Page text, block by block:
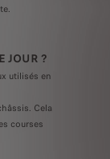
JOUR ?
utilisés en
Cela
courses